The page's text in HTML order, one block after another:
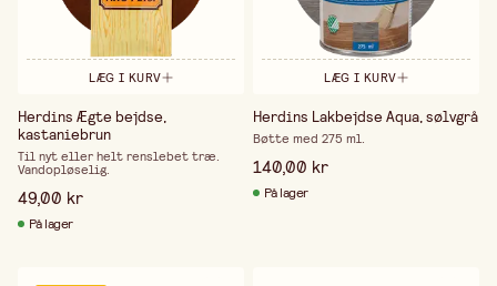
LÆG I KURV
Herdins Ægte bejdse,
kastaniebrun
Til nyt eller helt renslebet træ.
Vandopløselig.
49,00 kr
På lager
LÆG I KURV
Herdins Lakbejdse Aqua, sølvgrå
Bøtte med 275 ml.
140,00 kr
På lager